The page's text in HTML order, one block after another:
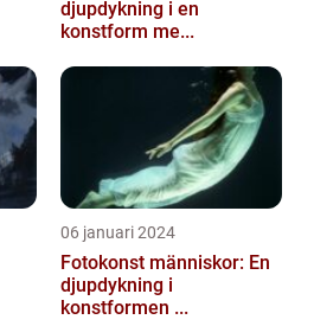
djupdykning i en
konstform me...
06 januari 2024
Fotokonst människor: En
djupdykning i
konstformen ...